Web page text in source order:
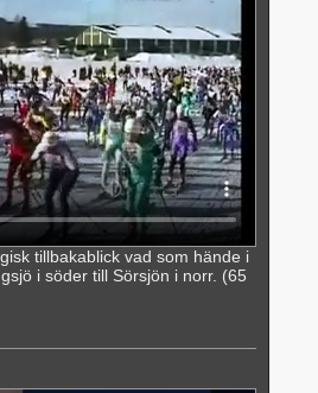
tillbakablick vad som hände i
i söder till Sörsjön i norr. (65